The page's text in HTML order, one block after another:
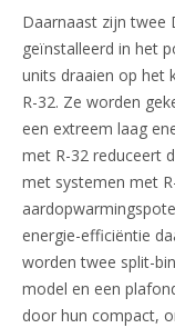
Daarnaast zijn twee
geïnstalleerd in het
units draaien op het
R-32. Ze worden
een extreem laag
met R-32 reduceert
met systemen met
energie-efficiëntie
worden twee split-
model en een
door hun compact,